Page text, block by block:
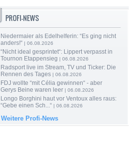
PROFI-NEWS
Niedermaier als Edelhelferin: “Es ging nicht
anders!“ | 06.08.2026
“Nicht ideal gesprintet“: Lippert verpasst in
Tournon Etappensieg | 06.08.2026
Radsport live im Stream, TV und Ticker: Die
Rennen des Tages | 06.08.2026
FDJ wollte “mit Célia gewinnen“ - aber
Gerys Beine waren leer | 06.08.2026
Longo Borghini haut vor Ventoux alles raus:
“Gebe einen Sch...“ | 06.08.2026
Weitere Profi-News